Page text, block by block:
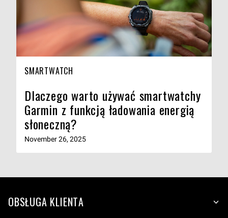
SMARTWATCH
Dlaczego warto używać smartwatchy
Garmin z funkcją ładowania energią
słoneczną?
November 26, 2025
OBSŁUGA KLIENTA